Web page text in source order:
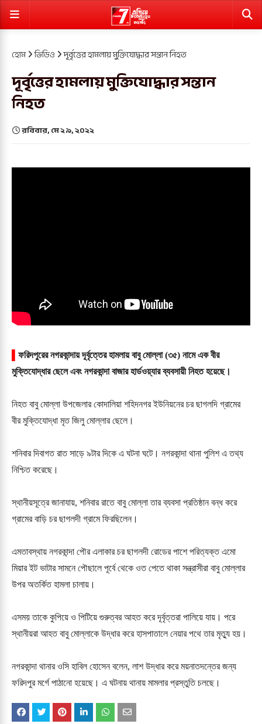
হোম ভিডিও দূর্বৃত্তের হামলায় মুক্তিযোদ্ধার সন্তান নিহত
দূর্বৃত্তের হামলায় মুক্তিযোদ্ধার সন্তান
নিহত
রবিবার, মে ২৯, ২০২২
ফরিদপুরের নগরকান্দায় দূর্বৃত্তের হামলায় বাবু মোল্লা (৩৫) নামে এক বীর
মুক্তিযোদ্ধার ছেলে এবং নগরকান্দা বাজার হার্ডওয়্যার ব্যবসায়ী নিহত হয়েছে।
নিহত বাবু মোল্লা উপজেলার কোদালিয়া শহিদনগর ইউনিয়নের চর ছাগলদি গ্রামের
বীর মুক্তিযোদ্ধা মৃত জিলু মোল্লার ছেলে।
শনিবার দিবাগত রাত সাড়ে ৯টার দিকে এ ঘটনা ঘটে। নগরকান্দা থানা পুলিশ এ তথ্য
নিশ্চিত করেছে।
স্থানীয়সূত্রে জানাযায়, শনিবার রাতে বাবু মোল্লা তার ব্যবসা প্রতিষ্ঠান বন্ধ করে
গ্রামের বাড়ি চর ছাগলদী গ্রামে ফিরছিলেন।
এমতাবস্থায় নগরকান্দা পৌর এলাকার চর ছাগলদী রোডের পাশে পরিত্যক্ত এমো
মিয়ার ইট ভাটার সামনে পৌছালে পূর্বে থেকে ওত পেতে থাকা সন্ত্রাসীরা বাবু মোল্লার
উপর অতর্কিত হামলা চালায়।
এসময় তাকে কুপিয়ে ও পিটিয়ে গুরুত্বর আহত করে দূর্বৃত্তরা পালিয়ে যায়। পরে
স্থানীয়রা আহত বাবু মোল্লাকে উদ্ধার করে হাসপাতালে নেয়ার পথে তার মৃত্যু হয়।
নগরকান্দা থানার ওসি হাবিল হোসেন বলেন, লাশ উদ্ধার করে ময়নাতদন্তের জন্য
ফরিদপুর মর্গে পাঠানো হয়েছে। এ ঘটনায় থানায় মামলার প্রস্তুতি চলছে।